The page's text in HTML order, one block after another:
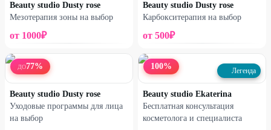
Beauty studio Dusty rose
Мезотерапия зоны на выбор
от 1000₽
Beauty studio Dusty rose
Карбокситерапия на выбор
от 500₽
ДО77%
Beauty studio Dusty rose
Уходовые программы для лица
на выбор
100% Легенда
Beauty studio Ekaterina
Бесплатная консультация
косметолога и специалиста